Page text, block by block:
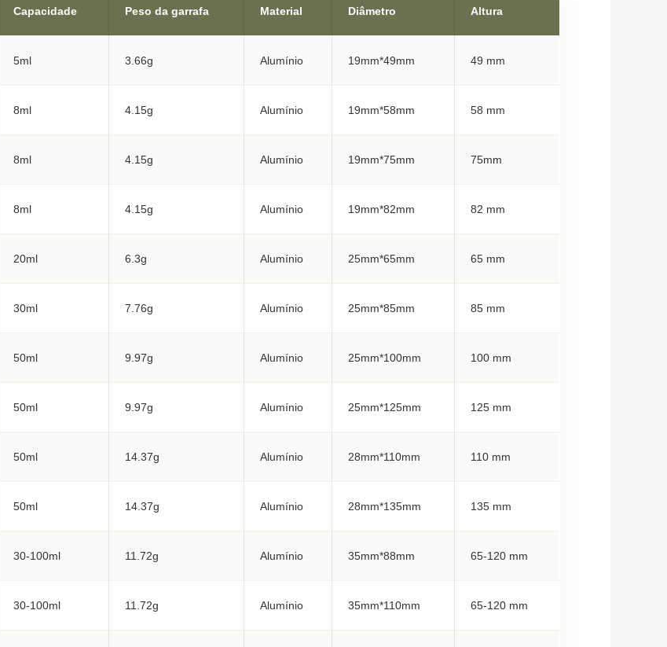
Capacidade Peso da garrafa Material Diâmetro Altura
5ml 3.66g Alumínio 19mm*49mm 49 mm
8ml 4.15g Alumínio 19mm*58mm 58 mm
8ml 4.15g Alumínio 19mm*75mm 75mm
8ml 4.15g Alumínio 19mm*82mm 82 mm
20ml 6.3g Alumínio 25mm*65mm 65 mm
30ml 7.76g Alumínio 25mm*85mm 85 mm
50ml 9.97g Alumínio 25mm*100mm 100 mm
50ml 9.97g Alumínio 25mm*125mm 125 mm
50ml 14.37g Alumínio 28mm*110mm 110 mm
50ml 14.37g Alumínio 28mm*135mm 135 mm
30-100ml 11.72g Alumínio 35mm*88mm 65-120 mm
30-100ml 11.72g Alumínio 35mm*110mm 65-120 mm